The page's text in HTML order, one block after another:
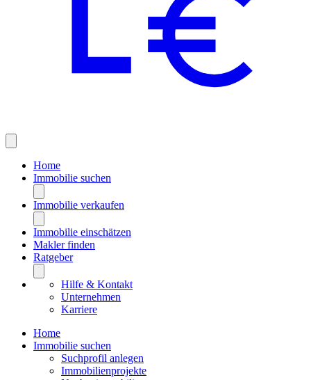
Home
Immobilie suchen
Immobilie verkaufen
Immobilie einschätzen
Makler finden
Ratgeber
Hilfe & Kontakt
Unternehmen
Karriere
Home
Immobilie suchen
Suchprofil anlegen
Immobilienprojekte